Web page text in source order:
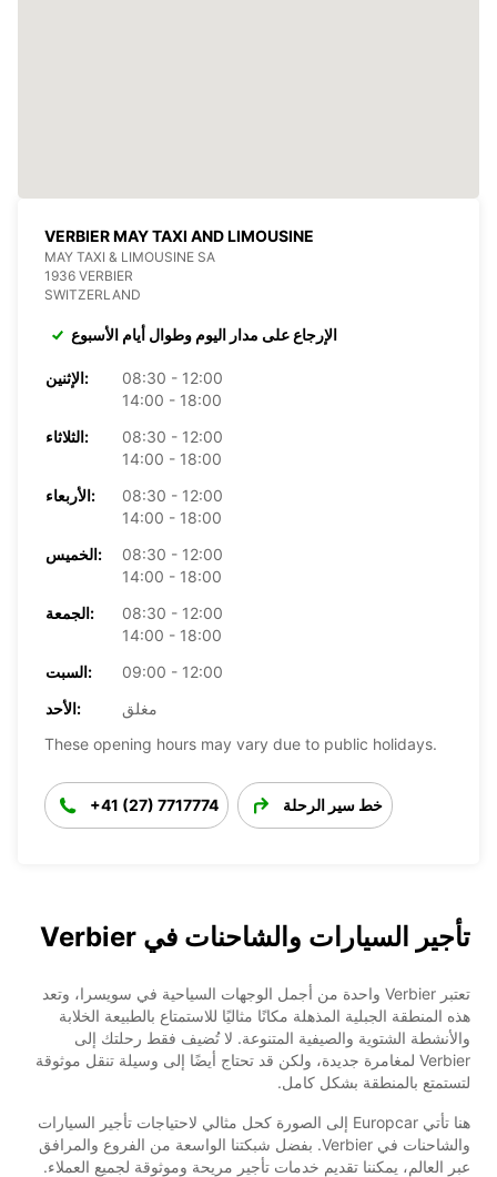
VERBIER MAY TAXI AND LIMOUSINE
MAY TAXI & LIMOUSINE SA
1936 VERBIER
SWITZERLAND
الإرجاع على مدار اليوم وطوال أيام الأسبوع
الإثنين:
08:30 - 12:00
14:00 - 18:00
الثلاثاء:
08:30 - 12:00
14:00 - 18:00
الأربعاء:
08:30 - 12:00
14:00 - 18:00
الخميس:
08:30 - 12:00
14:00 - 18:00
الجمعة:
08:30 - 12:00
14:00 - 18:00
السبت:
09:00 - 12:00
الأحد:
مغلق
These opening hours may vary due to public holidays.
+41 (27) 7717774 خط سير الرحلة
تأجير السيارات والشاحنات في Verbier
تعتبر Verbier واحدة من أجمل الوجهات السياحية في سويسرا، وتعد
هذه المنطقة الجبلية المذهلة مكانًا مثاليًا للاستمتاع بالطبيعة الخلابة
والأنشطة الشتوية والصيفية المتنوعة. لا تُضيف فقط رحلتك إلى
Verbier لمغامرة جديدة، ولكن قد تحتاج أيضًا إلى وسيلة تنقل موثوقة
لتستمتع بالمنطقة بشكل كامل.
هنا تأتي Europcar إلى الصورة كحل مثالي لاحتياجات تأجير السيارات
والشاحنات في Verbier. بفضل شبكتنا الواسعة من الفروع والمرافق
عبر العالم، يمكننا تقديم خدمات تأجير مريحة وموثوقة لجميع العملاء.